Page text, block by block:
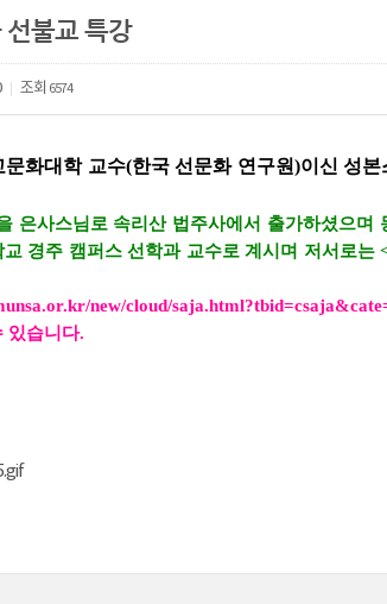
불교 특강
조회 6574
문화대학 교수(한국 선문화 연구원)이신 성
은사스님로 속리산 법주사에서 출가하셨으
경주 캠퍼스 선학과 교수로 계시며 저서로
new/cloud/
있습니다.